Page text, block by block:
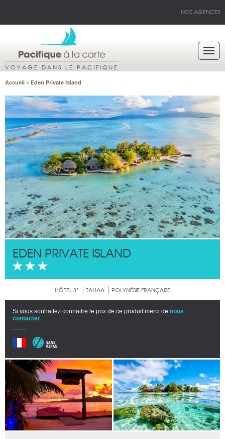
NOS AGENCES
VOYAGE DANS LE PACIFIQUE
Accueil > Eden Private Island
EDEN PRIVATE ISLAND
HÔTEL 3* TAHAA POLYNÉSIE FRANÇAISE
Si vous souhaitez connaitre le prix de ce produit merci de nous
contacter